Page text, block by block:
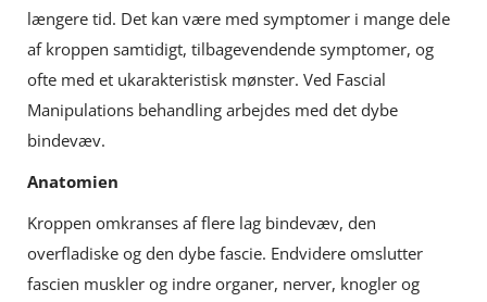
længere tid. Det kan være med symptomer i mange dele
af kroppen samtidigt, tilbagevendende symptomer, og
ofte med et ukarakteristisk mønster. Ved Fascial
Manipulations behandling arbejdes med det dybe
bindevæv.
Anatomien
Kroppen omkranses af flere lag bindevæv, den
overfladiske og den dybe fascie. Endvidere omslutter
fascien muskler og indre organer, nerver, knogler og